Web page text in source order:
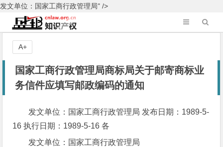
发文单位：国家工商行政管理局" />
国家工商行政管理局商标局关于邮寄商标业
务信件应填写邮政编码的通知
发文单位：国家工商行政管理局 发布日期：1989-5-
16 执行日期：1989-5-16 各
发文单位：国家工商行政管理局
A+